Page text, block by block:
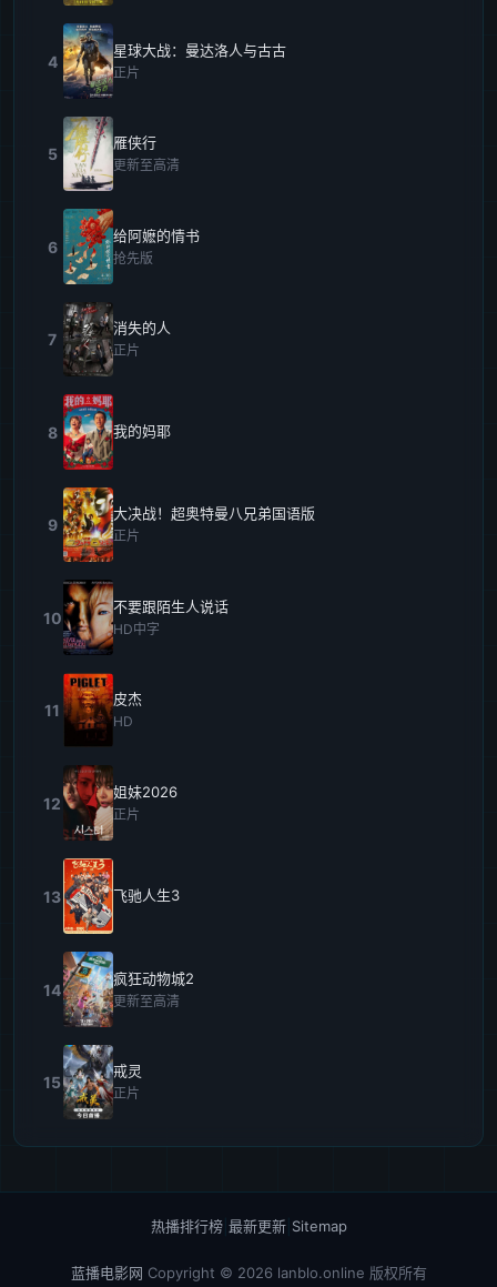
4
星球大战：曼达洛人与古古
正片
5
雁侠行
更新至高清
6
给阿嬷的情书
抢先版
7
消失的人
正片
8 我的妈耶
9
大决战！超奥特曼八兄弟国语版
正片
10
不要跟陌生人说话
HD中字
11
皮杰
HD
12
姐妹2026
正片
13 飞驰人生3
14
疯狂动物城2
更新至高清
15
戒灵
正片
热播排行榜| 最新更新| Sitemap
蓝播电影网 Copyright © 2026 lanblo.online 版权所有